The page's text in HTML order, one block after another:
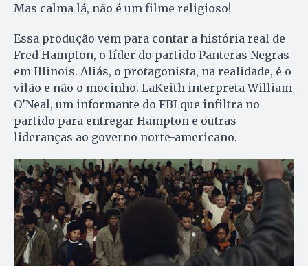
Mas calma lá, não é um filme religioso!
Essa produção vem para contar a história real de
Fred Hampton, o líder do partido Panteras Negras
em Illinois. Aliás, o protagonista, na realidade, é o
vilão e não o mocinho. LaKeith interpreta William
O’Neal, um informante do FBI que infiltra no
partido para entregar Hampton e outras
lideranças ao governo norte-americano.